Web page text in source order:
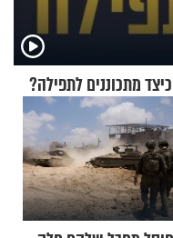
מתכוננים לתפילה?